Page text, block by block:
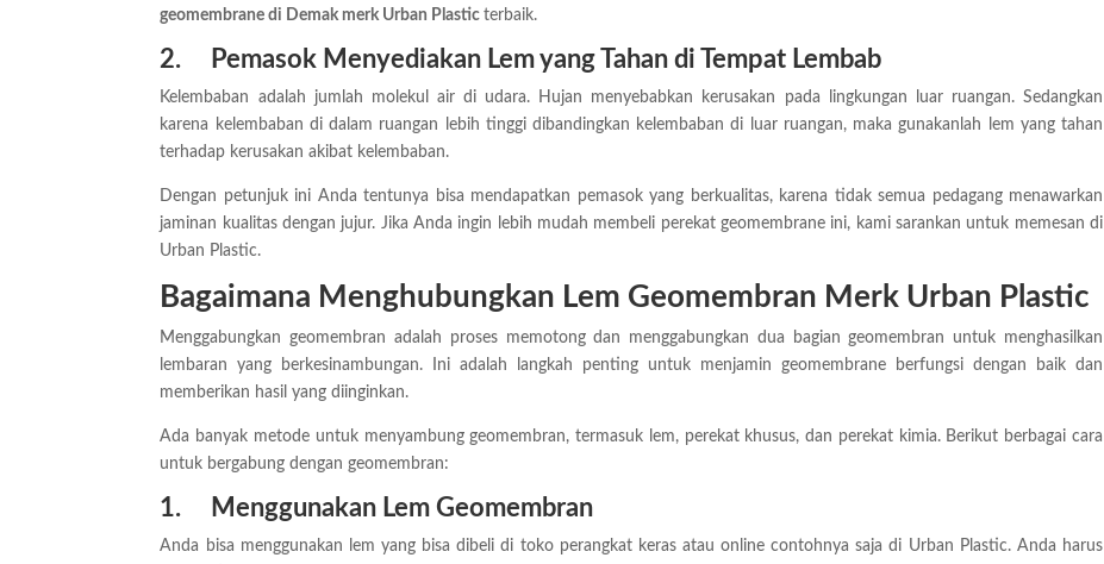
geomembrane di Demak merk Urban Plasticterbaik.
2. Pemasok Menyediakan Lem yang Tahan di Tempat Lembab
Kelembaban adalah jumlah molekul air di udara. Hujan menyebabkan kerusakan pada lingkungan luar ruangan. Sedangkan
karena kelembaban di dalam ruangan lebih tinggi dibandingkan kelembaban di luar ruangan, maka gunakanlah lem yang tahan
terhadap kerusakan akibat kelembaban.
Dengan petunjuk ini Anda tentunya bisa mendapatkan pemasok yang berkualitas, karena tidak semua pedagang menawarkan
jaminan kualitas dengan jujur. Jika Anda ingin lebih mudah membeli perekat geomembrane ini, kami sarankan untuk memesan di
Urban Plastic.
Bagaimana Menghubungkan Lem Geomembran Merk Urban Plastic
Menggabungkan geomembran adalah proses memotong dan menggabungkan dua bagian geomembran untuk menghasilkan
lembaran yang berkesinambungan. Ini adalah langkah penting untuk menjamin geomembrane berfungsi dengan baik dan
memberikan hasil yang diinginkan.
Ada banyak metode untuk menyambung geomembran, termasuk lem, perekat khusus, dan perekat kimia. Berikut berbagai cara
untuk bergabung dengan geomembran:
1. Menggunakan Lem Geomembran
Anda bisa menggunakan lem yang bisa dibeli di toko perangkat keras atau online contohnya saja di Urban Plastic. Anda harus